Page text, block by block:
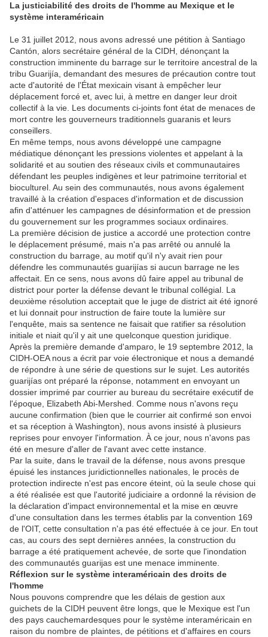
La justiciabilité des droits de l'homme au Mexique et le
système interaméricain
Le 31 juillet 2012, nous avons adressé une pétition à Santiago
Cantón, alors secrétaire général de la CIDH, dénonçant la
construction imminente du barrage sur le territoire ancestral de la
tribu Guarijía, demandant des mesures de précaution contre tout
acte d'autorité de l'État mexicain visant à empêcher leur
déplacement forcé et, avec lui, à mettre en danger leur droit
collectif à la vie. Les documents ci-joints font état de menaces de
mort contre les gouverneurs traditionnels guaranis et leurs
conseillers.
En même temps, nous avons développé une campagne
médiatique dénonçant les pressions violentes et appelant à la
solidarité et au soutien des réseaux civils et communautaires
défendant les peuples indigènes et leur patrimoine territorial et
bioculturel. Au sein des communautés, nous avons également
travaillé à la création d'espaces d'information et de discussion
afin d'atténuer les campagnes de désinformation et de pression
du gouvernement sur les programmes sociaux ordinaires.
La première décision de justice a accordé une protection contre
le déplacement présumé, mais n'a pas arrêté ou annulé la
construction du barrage, au motif qu'il n'y avait rien pour
défendre les communautés guarijías si aucun barrage ne les
affectait. En ce sens, nous avons dû faire appel au tribunal de
district pour porter la défense devant le tribunal collégial. La
deuxième résolution acceptait que le juge de district ait été ignoré
et lui donnait pour instruction de faire toute la lumière sur
l'enquête, mais sa sentence ne faisait que ratifier sa résolution
initiale et niait qu'il y ait une quelconque question juridique.
Après la première demande d'amparo, le 19 septembre 2012, la
CIDH-OEA nous a écrit par voie électronique et nous a demandé
de répondre à une série de questions sur le sujet. Les autorités
guarijías ont préparé la réponse, notamment en envoyant un
dossier imprimé par courrier au bureau du secrétaire exécutif de
l'époque, Elizabeth Abi-Mershed. Comme nous n'avons reçu
aucune confirmation (bien que le courrier ait confirmé son envoi
et sa réception à Washington), nous avons insisté à plusieurs
reprises pour envoyer l'information. À ce jour, nous n'avons pas
été en mesure d'aller de l'avant avec cette instance.
Par la suite, dans le travail de la défense, nous avons presque
épuisé les instances juridictionnelles nationales, le procès de
protection indirecte n'est pas encore éteint, où la seule chose qui
a été réalisée est que l'autorité judiciaire a ordonné la révision de
la déclaration d'impact environnemental et la mise en œuvre
d'une consultation dans les termes établis par la convention 169
de l'OIT, cette consultation n'a pas été effectuée à ce jour. En tout
cas, au cours des sept dernières années, la construction du
barrage a été pratiquement achevée, de sorte que l'inondation
des communautés guarijas est une menace imminente.
Réflexion sur le système interaméricain des droits de
l'homme
Nous pouvons comprendre que les délais de gestion aux
guichets de la CIDH peuvent être longs, que le Mexique est l'un
des pays cauchemardesques pour le système interaméricain en
raison du nombre de plaintes, de pétitions et d'affaires en cours